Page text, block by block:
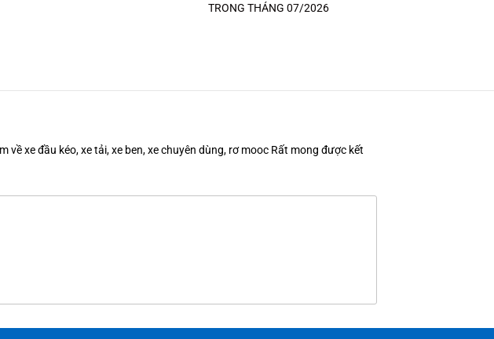
TRONG THÁNG 07/2026
xe đầu kéo, xe tải, xe ben, xe chuyên dùng, rơ mooc Rất mong được kết